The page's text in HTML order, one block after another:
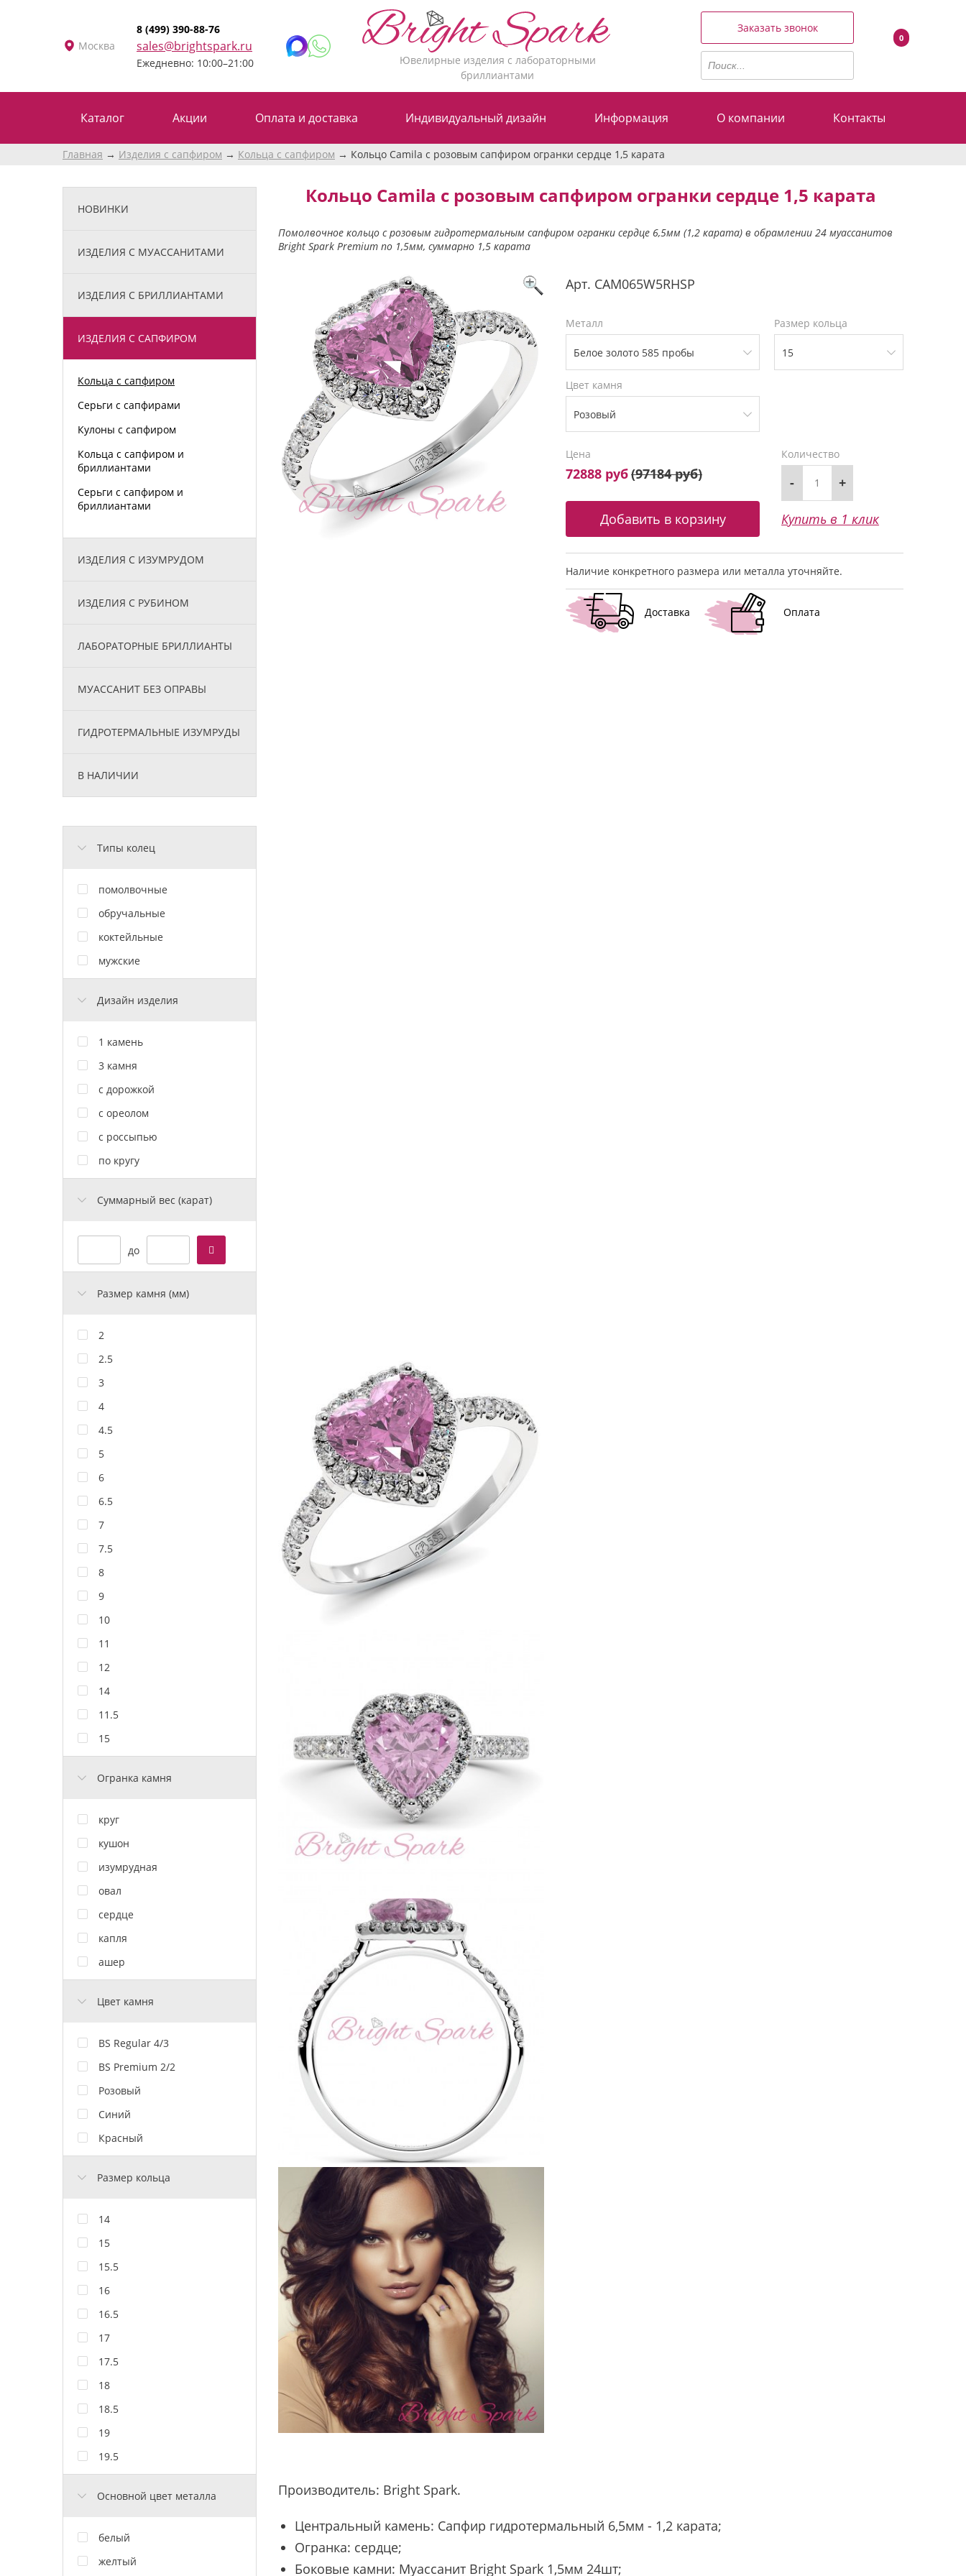
Москва
8 (499) 390-88-76
sales@brightspark.ru
Ежедневно: 10:00–21:00
Ювелирные изделия с лабораторными
бриллиантами
Заказать звонок
0
Каталог Акции Оплата и доставка Индивидуальный дизайн Информация О компании Контакты
Главная Изделия с сапфиром Кольца с сапфиром Кольцо Camila с розовым сапфиром огранки сердце 1,5 карата
НОВИНКИ
ИЗДЕЛИЯ С МУАССАНИТАМИ
ИЗДЕЛИЯ С БРИЛЛИАНТАМИ
ИЗДЕЛИЯ С САПФИРОМ
Кольца с сапфиром
Серьги с сапфирами
Кулоны с сапфиром
Кольца с сапфиром и
бриллиантами
Серьги с сапфиром и
бриллиантами
ИЗДЕЛИЯ С ИЗУМРУДОМ
ИЗДЕЛИЯ С РУБИНОМ
ЛАБОРАТОРНЫЕ БРИЛЛИАНТЫ
МУАССАНИТ БЕЗ ОПРАВЫ
ГИДРОТЕРМАЛЬНЫЕ ИЗУМРУДЫ
В НАЛИЧИИ
Типы колец
помолвочные
обручальные
коктейльные
мужские
Дизайн изделия
1 камень
3 камня
с дорожкой
с ореолом
с россыпью
по кругу
Cуммарный вес (карат)
до
Размер камня (мм)
2
2.5
3
4
4.5
5
6
6.5
7
7.5
8
9
10
11
12
14
11.5
15
Огранка камня
круг
кушон
изумрудная
овал
сердце
капля
ашер
Цвет камня
BS Regular 4/3
BS Premium 2/2
Розовый
Синий
Красный
Размер кольца
14
15
15.5
16
16.5
17
17.5
18
18.5
19
19.5
Основной цвет металла
белый
желтый
Кольцо Camila с розовым сапфиром огранки сердце 1,5 карата
Помолвочное кольцо с розовым гидротермальным сапфиром огранки сердце 6,5мм (1,2 карата) в обрамлении 24 муассанитов
Bright Spark Premium по 1,5мм, суммарно 1,5 карата
Арт. CAM065W5RHSP
Металл Размер кольца
Цвет камня
Цена
72888 руб(97184 руб)
Количество
- +
Купить в 1 клик
Наличие конкретного размера или металла уточняйте.
Доставка Оплата
Производитель: Bright Spark.
Центральный камень: Сапфир гидротермальный 6,5мм - 1,2 карата;
Огранка: сердце;
Боковые камни: Муассанит Bright Spark 1,5мм 24шт;